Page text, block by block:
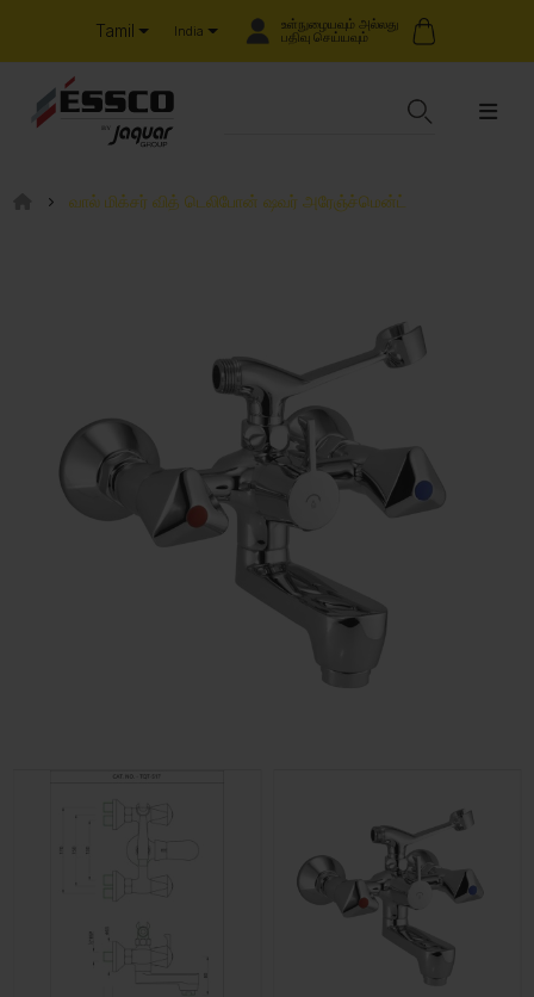
Tamil India உள்நுழையவும் அல்லது
பதிவு செய்யவும்
வால் மிக்சர் வித் டெலிபோன் ஷவர் அரேஞ்ச்மென்ட்